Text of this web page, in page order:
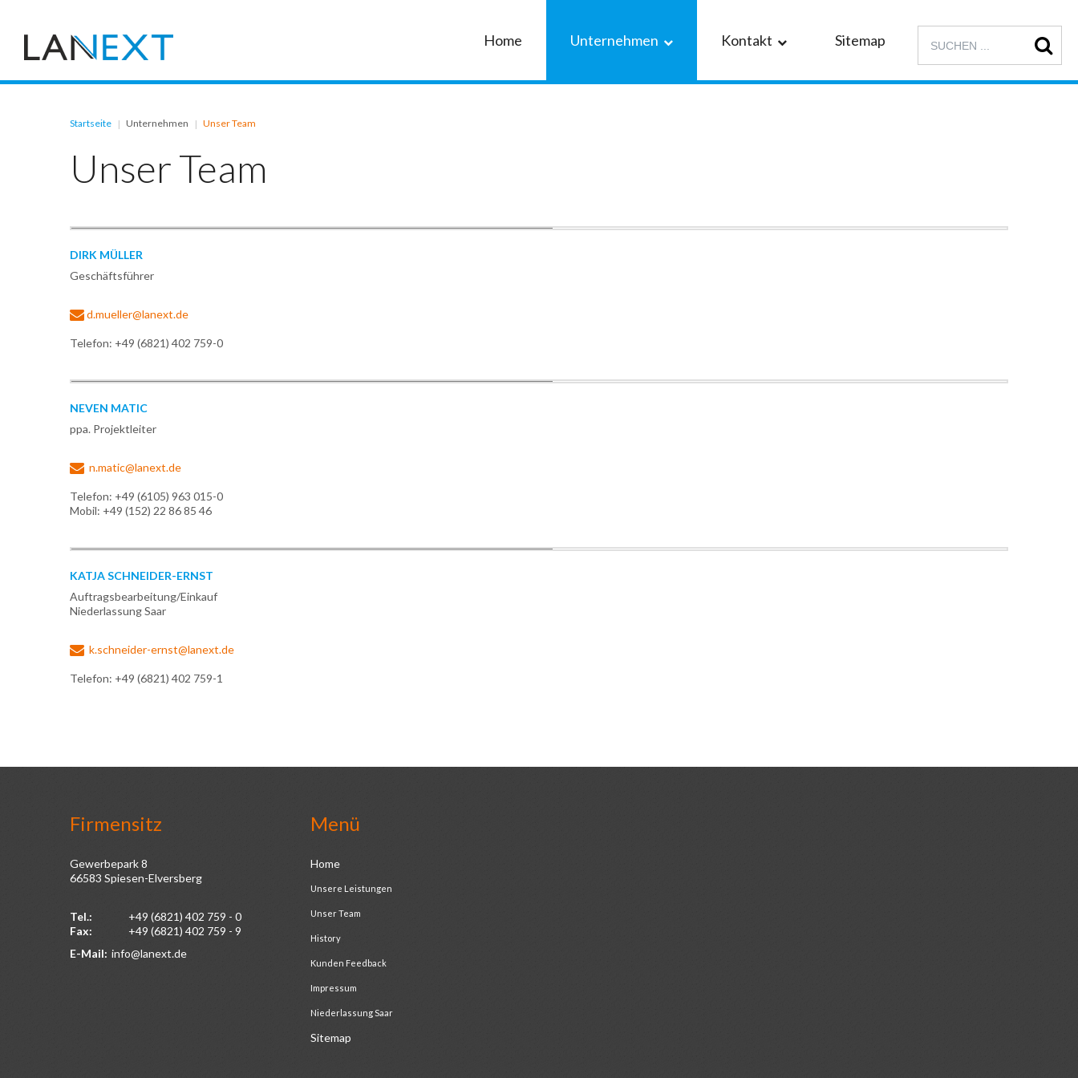
Home Unternehmen Kontakt Sitemap
Startseite | Unternehmen | Unser Team
UnserTeam
DIRK MÜLLER
Geschäftsführer
d.mueller@lanext.de
Telefon: +49 (6821) 402 759-0
NEVEN MATIC
ppa. Projektleiter
n.matic@lanext.de
Telefon: +49 (6105) 963 015-0
Mobil: +49 (152) 22 86 85 46
KATJASCHNEIDER-ERNST
Auftragsbearbeitung/Einkauf
Niederlassung Saar
k.schneider-ernst@lanext.de
Telefon: +49 (6821) 402 759-1
Firmensitz
Gewerbepark 8
66583 Spiesen-Elversberg
Tel.:
+49 (6821) 402 759 - 0
Fax:
+49 (6821) 402 759 - 9
E-Mail: info@lanext.de
Menü
Home
Unsere Leistungen
Unser Team
History
Kunden Feedback
Impressum
Niederlassung Saar
Sitemap